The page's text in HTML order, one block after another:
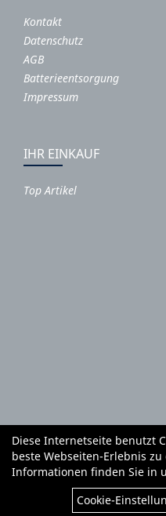
Kontakt
Datenschutz
AGB
Batterieentsorgung
Impressum
IHR EINKAUF
Top Artikel
Autoteile und
Fahrradzubehör
Reifenhandel und Montage
Diese Internetseite benutzt
beste Webseiten-Erlebnis
Informationen finden Sie in
Cookie-